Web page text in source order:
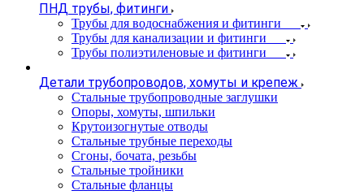
ПНД трубы, фитинги
Трубы для водоснабжения и фитинги
Трубы для канализации и фитинги
Трубы полиэтиленовые и фитинги
Детали трубопроводов, хомуты и крепеж
Стальные трубопроводные заглушки
Опоры, хомуты, шпильки
Крутоизогнутые отводы
Стальные трубные переходы
Сгоны, бочата, резьбы
Стальные тройники
Стальные фланцы